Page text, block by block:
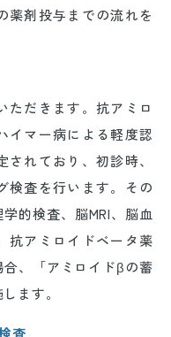
薬剤投与までの流れを
ただきます。抗アミロ
イマー病による軽度認
れており、初診時、
検査を行います。その
的検査、脳MRI、脳血
抗アミロイドベータ薬
、「アミロイドβの蓄
ます。
査